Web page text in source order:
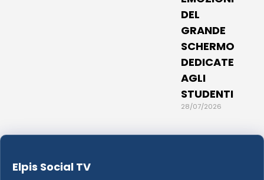
DEL
GRANDE
SCHERMO
DEDICATE
AGLI
STUDENTI
28/07/2026
Elpis Social TV